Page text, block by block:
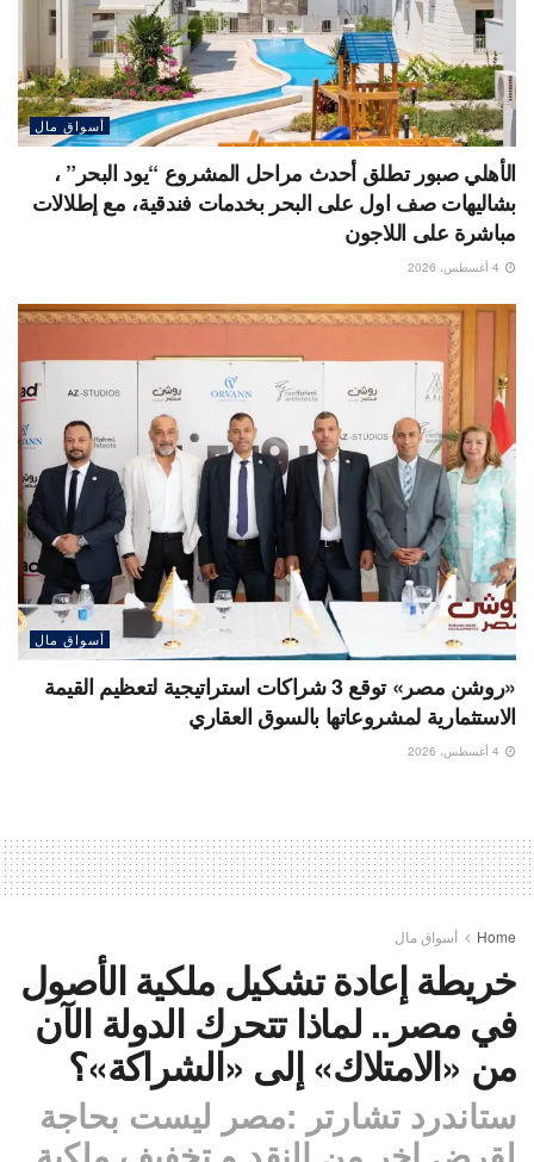
أسواق مال
الأهلي صبور تطلق أحدث مراحل المشروع “يود البحر” ،
بشاليهات صف اول على البحر بخدمات فندقية، مع إطلالات
مباشرة على اللاجون
أسواق مال
«روشن مصر» توقع 3 شراكات استراتيجية لتعظيم القيمة
الاستثمارية لمشروعاتها بالسوق العقاري
Home أسواق مال
خريطة إعادة تشكيل ملكية الأصول
في مصر.. لماذا تتحرك الدولة الآن
من «الامتلاك» إلى «الشراكة»؟
ستاندرد تشارتر :مصر ليست بحاجة